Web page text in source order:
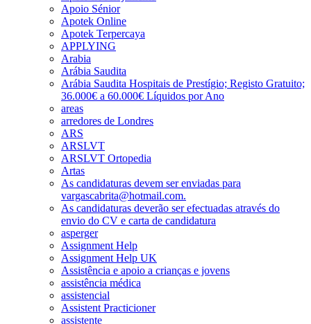
Apoio Sénior
Apotek Online
Apotek Terpercaya
APPLYING
Arabia
Arábia Saudita
Arábia Saudita Hospitais de Prestígio; Registo Gratuito;
36.000€ a 60.000€ Líquidos por Ano
areas
arredores de Londres
ARS
ARSLVT
ARSLVT Ortopedia
Artas
As candidaturas devem ser enviadas para
vargascabrita@hotmail.com.
As candidaturas deverão ser efectuadas através do
envio do CV e carta de candidatura
asperger
Assignment Help
Assignment Help UK
Assistência e apoio a crianças e jovens
assistência médica
assistencial
Assistent Practicioner
assistente